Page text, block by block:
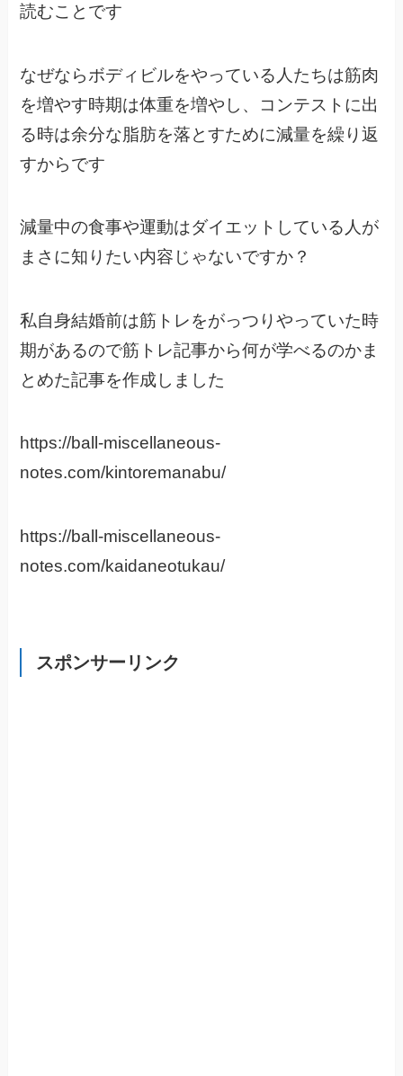
読むことです
なぜならボディビルをやっている人たちは筋肉
を増やす時期は体重を増やし、コンテストに出
る時は余分な脂肪を落とすために減量を繰り返
すからです
減量中の食事や運動はダイエットしている人が
まさに知りたい内容じゃないですか？
私自身結婚前は筋トレをがっつりやっていた時
期があるので筋トレ記事から何が学べるのかま
とめた記事を作成しました
https://ball-miscellaneous-
notes.com/kintoremanabu/
https://ball-miscellaneous-
notes.com/kaidaneotukau/
スポンサーリンク